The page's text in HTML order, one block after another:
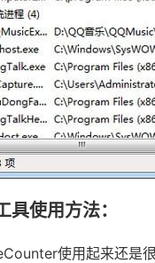
使用方法：
使用起来还是